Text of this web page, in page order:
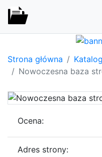
Strona główna
Katalog
Nowoczesna baza
Ocena:
Adres strony: